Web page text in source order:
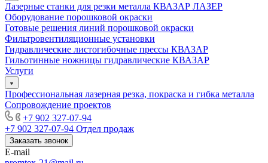
Лазерные станки для резки металла КВАЗАР ЛАЗЕР
Оборудование порошковой окраски
Готовые решения линий порошковой окраски
Фильтровентиляционные установки
Гидравлические листогибочные прессы КВАЗАР
Гильотинные ножницы гидравлические КВАЗАР
Услуги
Профессиональная лазерная резка, покраска и гибка металла
Сопровождение проектов
+7 902 327-07-94
+7 902 327-07-94 Отдел продаж
Заказать звонок
E-mail